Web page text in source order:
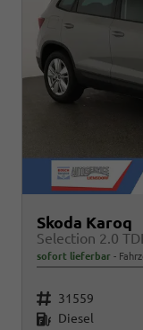
Skoda Karoq
sofort lieferbar
Fahrzeugnr. 31559
Kraftstoff Diesel